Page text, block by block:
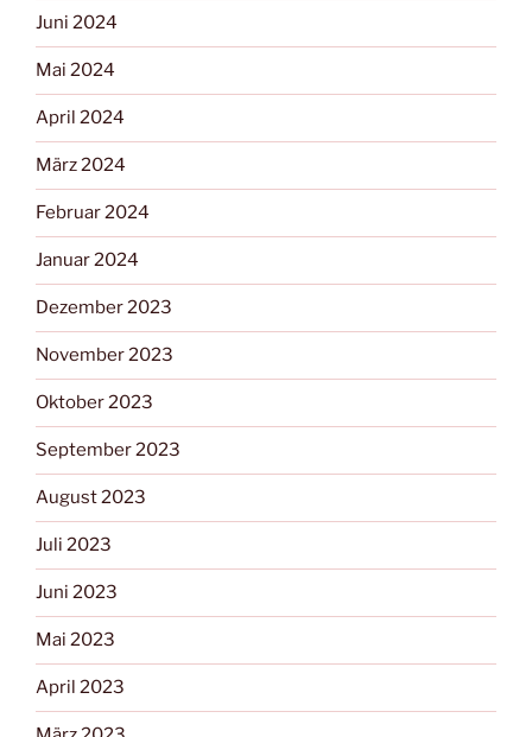
Juni 2024
Mai 2024
April 2024
März 2024
Februar 2024
Januar 2024
Dezember 2023
November 2023
Oktober 2023
September 2023
August 2023
Juli 2023
Juni 2023
Mai 2023
April 2023